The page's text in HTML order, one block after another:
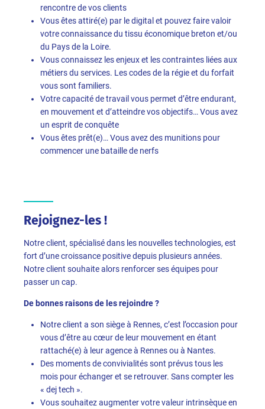
rencontre de vos clients
Vous êtes attiré(e) par le digital et pouvez faire valoir
votre connaissance du tissu économique breton et/ou
du Pays de la Loire.
Vous connaissez les enjeux et les contraintes liées aux
métiers du services. Les codes de la régie et du forfait
vous sont familiers.
Votre capacité de travail vous permet d’être endurant,
en mouvement et d’atteindre vos objectifs… Vous avez
un esprit de conquête
Vous êtes prêt(e)… Vous avez des munitions pour
commencer une bataille de nerfs
Rejoignez-les !
Notre client, spécialisé dans les nouvelles technologies, est
fort d’une croissance positive depuis plusieurs années.
Notre client souhaite alors renforcer ses équipes pour
passer un cap.
De bonnes raisons de les rejoindre ?
Notre client a son siège à Rennes, c’est l’occasion pour
vous d’être au cœur de leur mouvement en étant
rattaché(e) à leur agence à Rennes ou à Nantes.
Des moments de convivialités sont prévus tous les
mois pour échanger et se retrouver. Sans compter les
« dej tech ».
Vous souhaitez augmenter votre valeur intrinsèque en